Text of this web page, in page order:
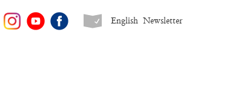
Newsletter
English